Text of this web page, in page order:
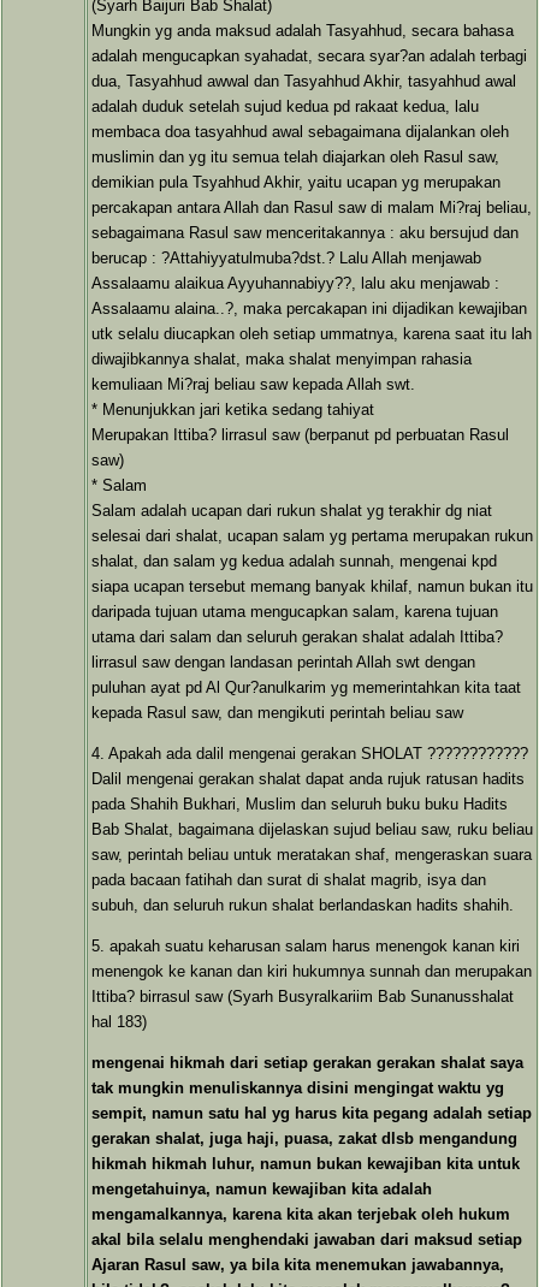
(Syarh Baijuri Bab Shalat)
Mungkin yg anda maksud adalah Tasyahhud, secara bahasa
adalah mengucapkan syahadat, secara syar?an adalah terbagi
dua, Tasyahhud awwal dan Tasyahhud Akhir, tasyahhud awal
adalah duduk setelah sujud kedua pd rakaat kedua, lalu
membaca doa tasyahhud awal sebagaimana dijalankan oleh
muslimin dan yg itu semua telah diajarkan oleh Rasul saw,
demikian pula Tsyahhud Akhir, yaitu ucapan yg merupakan
percakapan antara Allah dan Rasul saw di malam Mi?raj beliau,
sebagaimana Rasul saw menceritakannya : aku bersujud dan
berucap : ?Attahiyyatulmuba?dst.? Lalu Allah menjawab
Assalaamu alaikua Ayyuhannabiyy??, lalu aku menjawab :
Assalaamu alaina..?, maka percakapan ini dijadikan kewajiban
utk selalu diucapkan oleh setiap ummatnya, karena saat itu lah
diwajibkannya shalat, maka shalat menyimpan rahasia
kemuliaan Mi?raj beliau saw kepada Allah swt.
* Menunjukkan jari ketika sedang tahiyat
Merupakan Ittiba? lirrasul saw (berpanut pd perbuatan Rasul
saw)
* Salam
Salam adalah ucapan dari rukun shalat yg terakhir dg niat
selesai dari shalat, ucapan salam yg pertama merupakan rukun
shalat, dan salam yg kedua adalah sunnah, mengenai kpd
siapa ucapan tersebut memang banyak khilaf, namun bukan itu
daripada tujuan utama mengucapkan salam, karena tujuan
utama dari salam dan seluruh gerakan shalat adalah Ittiba?
lirrasul saw dengan landasan perintah Allah swt dengan
puluhan ayat pd Al Qur?anulkarim yg memerintahkan kita taat
kepada Rasul saw, dan mengikuti perintah beliau saw
4. Apakah ada dalil mengenai gerakan SHOLAT ????????????
Dalil mengenai gerakan shalat dapat anda rujuk ratusan hadits
pada Shahih Bukhari, Muslim dan seluruh buku buku Hadits
Bab Shalat, bagaimana dijelaskan sujud beliau saw, ruku beliau
saw, perintah beliau untuk meratakan shaf, mengeraskan suara
pada bacaan fatihah dan surat di shalat magrib, isya dan
subuh, dan seluruh rukun shalat berlandaskan hadits shahih.
5. apakah suatu keharusan salam harus menengok kanan kiri
menengok ke kanan dan kiri hukumnya sunnah dan merupakan
Ittiba? birrasul saw (Syarh Busyralkariim Bab Sunanusshalat
hal 183)
mengenai hikmah dari setiap gerakan gerakan shalat saya
tak mungkin menuliskannya disini mengingat waktu yg
sempit, namun satu hal yg harus kita pegang adalah setiap
gerakan shalat, juga haji, puasa, zakat dlsb mengandung
hikmah hikmah luhur, namun bukan kewajiban kita untuk
mengetahuinya, namun kewajiban kita adalah
mengamalkannya, karena kita akan terjebak oleh hukum
akal bila selalu menghendaki jawaban dari maksud setiap
Ajaran Rasul saw, ya bila kita menemukan jawabannya,